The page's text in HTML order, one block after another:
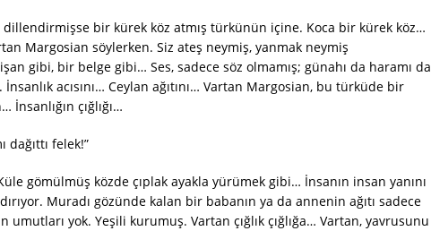
dillendirmişse bir kürek köz atmış türkünün içine. Koca bir kürek köz…
Margosian söylerken. Siz ateş neymiş, yanmak neymiş
gibi, bir belge gibi… Ses, sadece söz olmamış; günahı da haramı da
İnsanlık acısını… Ceylan ağıtını… Vartan Margosian, bu türküde bir
İnsanlığın çığlığı…
dağıttı felek!”
gömülmüş közde çıplak ayakla yürümek gibi… İnsanın insan yanını
Muradı gözünde kalan bir babanın ya da annenin ağıtı sadece
umutları yok. Yeşili kurumuş. Vartan çığlık çığlığa… Vartan, yavrusunu